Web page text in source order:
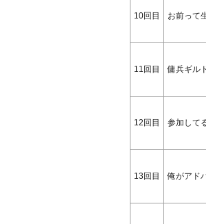
10回目 お前って
11回目 傭兵ギル
12回目 参加して
13回目 俺がアド